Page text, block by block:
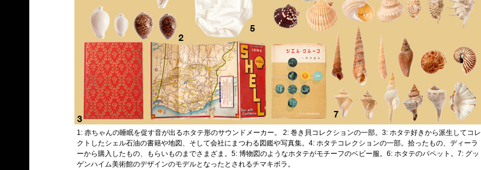
1: 赤ちゃんの睡眠を促す音が出るホタテ形のサウンドメーカー。 2: 巻き貝コレクションの一部。3: ホタテ好きから派生してコレ
クトしたシェル石油の書籍や地図、そして会社にまつわる図鑑や写真集。4: ホタテコレクションの一部。拾ったもの、ディーラ
ーから購入したもの、もらいものまでさまざま。5: 博物図のようなホタテがモチーフのベビー服。6: ホタテのパペット。7: グッ
ゲンハイム美術館のデザインのモデルとなったとされるチマキボラ。